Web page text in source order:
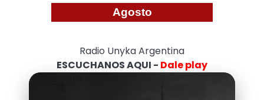
Agosto
Radio Unyka Argentina
ESCUCHANOS AQUI - Dale play